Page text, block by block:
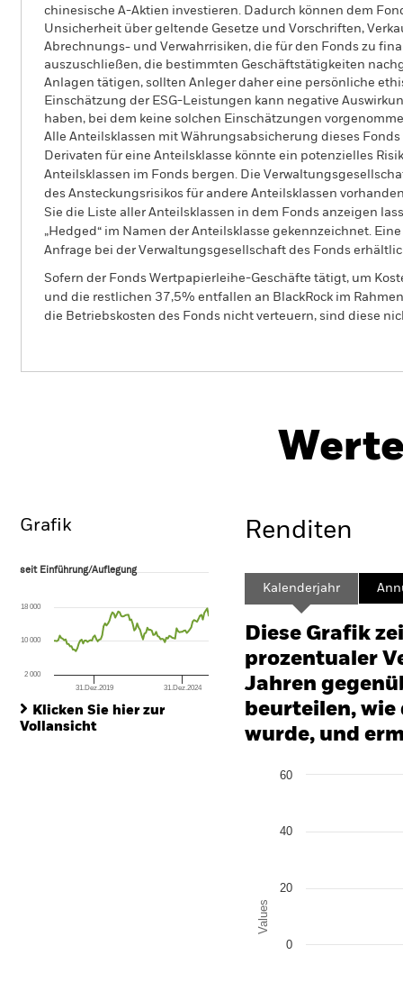
chinesische A-Aktien investieren. Dadurch können dem
Unsicherheit über geltende Gesetze und Vorschriften,
Abrechnungs- und Verwahrrisiken, die für den Fonds zu
auszuschließen, die bestimmten Geschäftstätigkeiten
Anlagen tätigen, sollten Anleger daher eine persönliche
Einschätzung der ESG-Leistungen kann negative
haben, bei dem keine solchen Einschätzungen
Alle Anteilsklassen mit Währungsabsicherung dieses
Derivaten für eine Anteilsklasse könnte ein potenzielles
Anteilsklassen im Fonds bergen. Die
des Ansteckungsrisikos für andere Anteilsklassen
Sie die Liste aller Anteilsklassen in dem Fonds anzeigen
„Hedged“ im Namen der Anteilsklasse gekennzeichnet.
Anfrage bei der Verwaltungsgesellschaft des Fonds
Sofern der Fonds Wertpapierleihe-Geschäfte tätigt, um
und die restlichen 37,5% entfallen an BlackRock im
die Betriebskosten des Fonds nicht verteuern, sind diese
Grafik
seit Einführung/Auflegung
The chart has 1 X axis displaying Time. Range: 2017-09-01 00:00:00 to
The chart has 1 Y axis displaying values. Range: -80 to 160.
seit Einführung/Auflegung
31.Dez.2019 31.Dez.2024
2 000
10 000
18 000
Klicken Sie hier zur
Vollansicht
Renditen
Kalenderjahr
Diese Grafik
prozentualer
Jahren
beurteilen,
wurde, und
Bar chart with 2 data
Values
0
20
40
60